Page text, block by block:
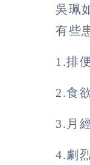
吳珮
有些
1.排
2.食
3.月
4.劇